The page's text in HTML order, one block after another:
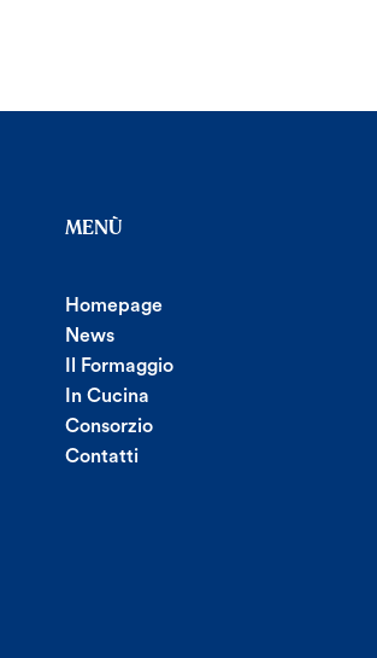
MENÙ
Homepage
News
Il Formaggio
In Cucina
Consorzio
Contatti